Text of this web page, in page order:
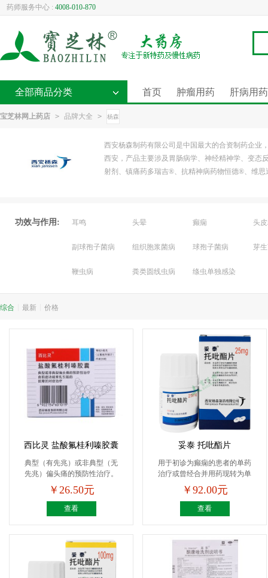
药师服务中心 : 4008-010-870
全部商品分类 首页 肿瘤用药 肝病用药
宝芝林网上药店 > 品牌大全 > 杨森
西安杨森制药有限公司是中国最大的合资制药企业
西安，产品主要涉及胃肠病学、神经精神学、变态
射剂、镇痛药多瑞吉®、抗精神病药物恒德®、维
功效与作用: 耳鸣 头晕 癫痫 头
副球孢子菌病 组织胞浆菌病 球孢子菌病 芽
鞭虫病 粪类圆线虫病 绦虫单独感染
综合 最新 价格
西比灵 盐酸氟桂利嗪胶囊
典型（有先兆）或非典型（无
先兆）偏头痛的预防性治疗。
由...
￥26.50元
查看
妥泰 托吡酯片
用于初诊为癫痫的患者的单药
治疗或曾经合并用药现转为单
药...
￥92.00元
查看